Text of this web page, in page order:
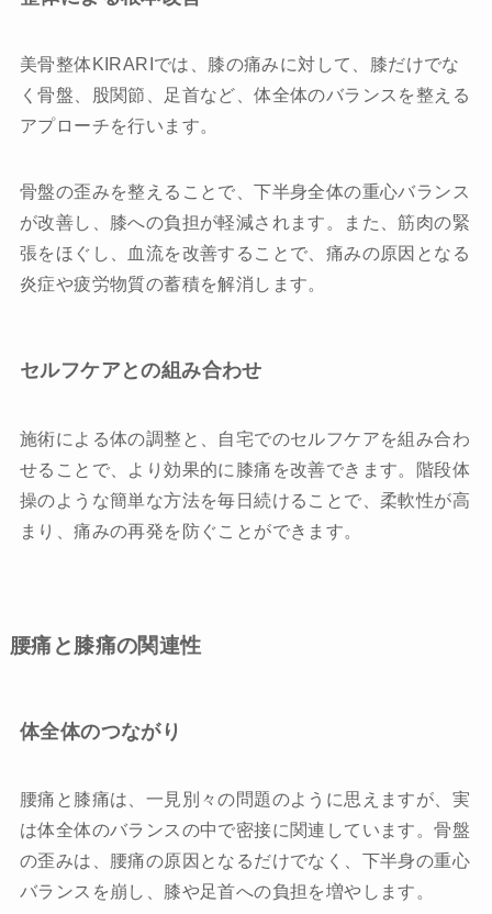
美骨整体KIRARIでは、膝の痛みに対して、膝だけでな
く骨盤、股関節、足首など、体全体のバランスを整える
アプローチを行います。
骨盤の歪みを整えることで、下半身全体の重心バランス
が改善し、膝への負担が軽減されます。また、筋肉の緊
張をほぐし、血流を改善することで、痛みの原因となる
炎症や疲労物質の蓄積を解消します。
セルフケアとの組み合わせ
施術による体の調整と、自宅でのセルフケアを組み合わ
せることで、より効果的に膝痛を改善できます。階段体
操のような簡単な方法を毎日続けることで、柔軟性が高
まり、痛みの再発を防ぐことができます。
腰痛と膝痛の関連性
体全体のつながり
腰痛と膝痛は、一見別々の問題のように思えますが、実
は体全体のバランスの中で密接に関連しています。骨盤
の歪みは、腰痛の原因となるだけでなく、下半身の重心
バランスを崩し、膝や足首への負担を増やします。